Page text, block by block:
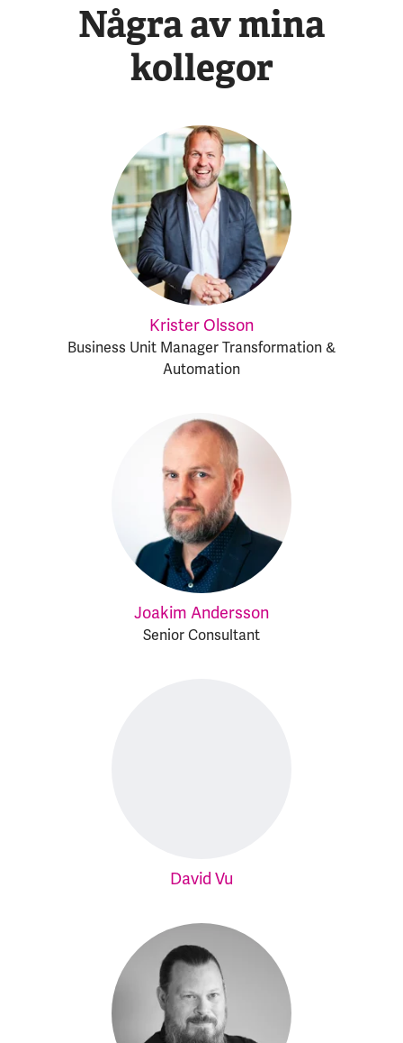
Några av mina
kollegor
Krister Olsson
Business Unit Manager Transformation &
Automation
Joakim Andersson
Senior Consultant
David Vu